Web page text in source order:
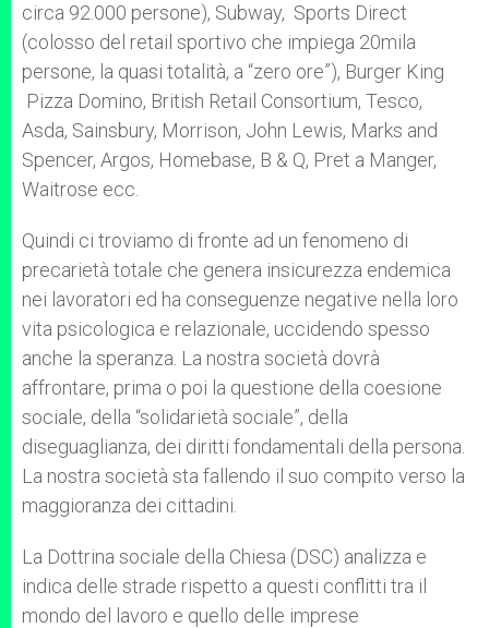
circa 92.000 persone), Subway, Sports Direct
(colosso del retail sportivo che impiega 20mila
persone, la quasi totalità, a “zero ore”), Burger King
Pizza Domino, British Retail Consortium, Tesco,
Asda, Sainsbury, Morrison, John Lewis, Marks and
Spencer, Argos, Homebase, B & Q, Pret a Manger,
Waitrose ecc.
Quindi ci troviamo di fronte ad un fenomeno di
precarietà totale che genera insicurezza endemica
nei lavoratori ed ha conseguenze negative nella loro
vita psicologica e relazionale, uccidendo spesso
anche la speranza. La nostra società dovrà
affrontare, prima o poi la questione della coesione
sociale, della “solidarietà sociale”, della
diseguaglianza, dei diritti fondamentali della persona.
La nostra società sta fallendo il suo compito verso la
maggioranza dei cittadini.
La Dottrina sociale della Chiesa (DSC) analizza e
indica delle strade rispetto a questi conflitti tra il
mondo del lavoro e quello delle imprese